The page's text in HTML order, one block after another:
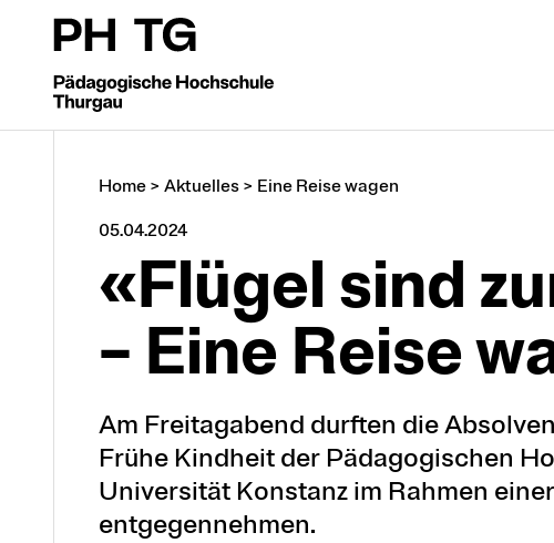
Home > Aktuelles > Eine Reise wagen
05.04.2024
«Flügel sind
– Ei­ne Rei­se
Am Freitagabend durften die
Frühe Kindheit der Pädagogischen
Universität Konstanz im Rahmen
entgegennehmen.